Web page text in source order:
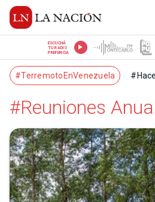
ESCUCHÁ
TU RADIO
PREFERIDA
#TerremotoEnVenezuela
#Reuniones